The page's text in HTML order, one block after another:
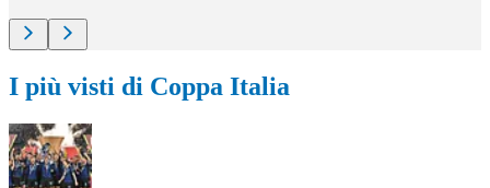
I più visti di Coppa Italia